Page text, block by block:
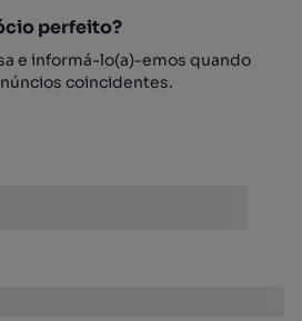
perfeito?
e informá-lo(a)-emos quando
coincidentes.